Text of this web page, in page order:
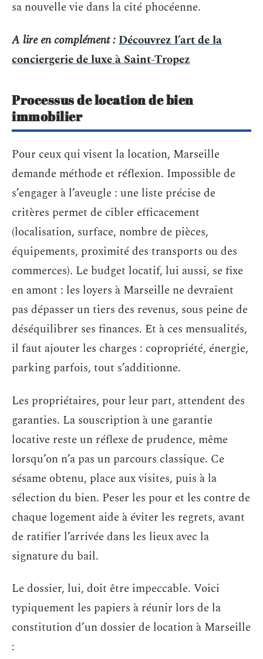
sa nouvelle vie dans la cité phocéenne.
A lire en complément :Découvrez l’art de la
conciergerie de luxe à Saint-Tropez
Processus de location de bien
immobilier
Pour ceux qui visent la location, Marseille
demande méthode et réflexion. Impossible de
s’engager à l’aveugle : une liste précise de
critères permet de cibler efficacement
(localisation, surface, nombre de pièces,
équipements, proximité des transports ou des
commerces). Le budget locatif, lui aussi, se fixe
en amont : les loyers à Marseille ne devraient
pas dépasser un tiers des revenus, sous peine de
déséquilibrer ses finances. Et à ces mensualités,
il faut ajouter les charges : copropriété, énergie,
parking parfois, tout s’additionne.
Les propriétaires, pour leur part, attendent des
garanties. La souscription à une garantie
locative reste un réflexe de prudence, même
lorsqu’on n’a pas un parcours classique. Ce
sésame obtenu, place aux visites, puis à la
sélection du bien. Peser les pour et les contre de
chaque logement aide à éviter les regrets, avant
de ratifier l’arrivée dans les lieux avec la
signature du bail.
Le dossier, lui, doit être impeccable. Voici
typiquement les papiers à réunir lors de la
constitution d’un dossier de location à Marseille
: